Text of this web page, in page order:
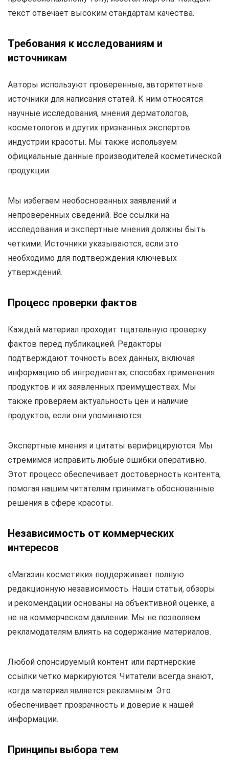
текст отвечает высоким стандартам качества.
Требования к исследованиям и
источникам
Авторы используют проверенные, авторитетные
источники для написания статей. К ним относятся
научные исследования, мнения дерматологов,
косметологов и других признанных экспертов
индустрии красоты. Мы также используем
официальные данные производителей косметической
продукции.
Мы избегаем необоснованных заявлений и
непроверенных сведений. Все ссылки на
исследования и экспертные мнения должны быть
четкими. Источники указываются, если это
необходимо для подтверждения ключевых
утверждений.
Процесс проверки фактов
Каждый материал проходит тщательную проверку
фактов перед публикацией. Редакторы
подтверждают точность всех данных, включая
информацию об ингредиентах, способах применения
продуктов и их заявленных преимуществах. Мы
также проверяем актуальность цен и наличие
продуктов, если они упоминаются.
Экспертные мнения и цитаты верифицируются. Мы
стремимся исправить любые ошибки оперативно.
Этот процесс обеспечивает достоверность контента,
помогая нашим читателям принимать обоснованные
решения в сфере красоты.
Независимость от коммерческих
интересов
«Магазин косметики» поддерживает полную
редакционную независимость. Наши статьи, обзоры
и рекомендации основаны на объективной оценке, а
не на коммерческом давлении. Мы не позволяем
рекламодателям влиять на содержание материалов.
Любой спонсируемый контент или партнерские
ссылки четко маркируются. Читатели всегда знают,
когда материал является рекламным. Это
обеспечивает прозрачность и доверие к нашей
информации.
Принципы выбора тем